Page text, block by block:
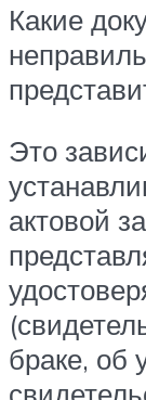
Какие
Это
актовой
браке, об